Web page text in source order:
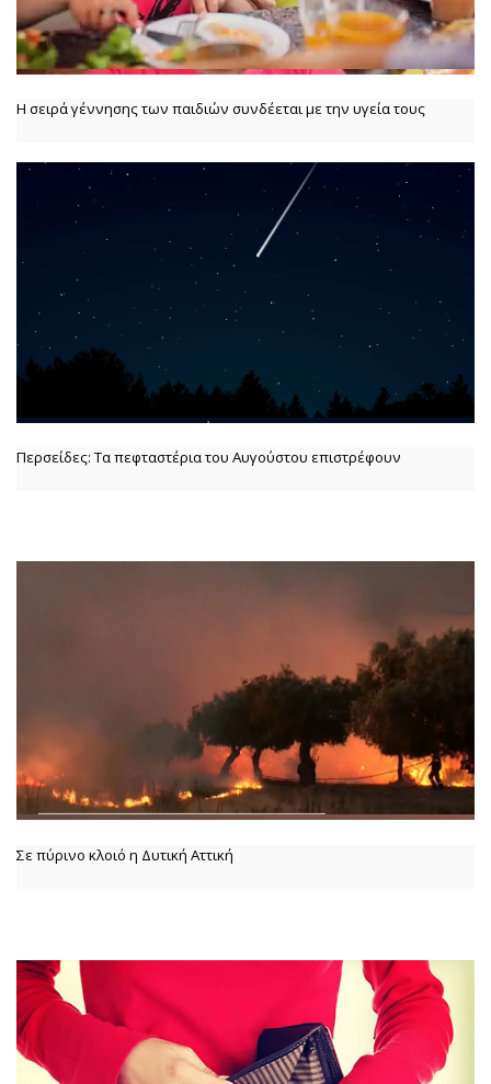
Η σειρά γέννησης των παιδιών συνδέεται με την υγεία τους
Περσείδες: Τα πεφταστέρια του Αυγούστου επιστρέφουν
Σε πύρινο κλοιό η Δυτική Αττική